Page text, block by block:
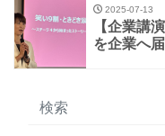
2025-07-13
【企業講
を企業へ